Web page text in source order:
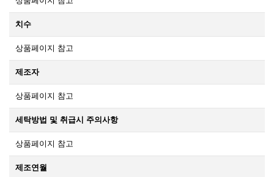
치수
상품페이지 참고
제조자
상품페이지 참고
세탁방법 및 취급시 주의사항
상품페이지 참고
제조연월